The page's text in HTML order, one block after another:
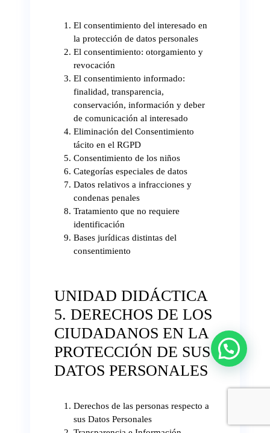
El consentimiento del interesado en
la protección de datos personales
El consentimiento: otorgamiento y
revocación
El consentimiento informado:
finalidad, transparencia,
conservación, información y deber
de comunicación al interesado
Eliminación del Consentimiento
tácito en el RGPD
Consentimiento de los niños
Categorías especiales de datos
Datos relativos a infracciones y
condenas penales
Tratamiento que no requiere
identificación
Bases jurídicas distintas del
consentimiento
UNIDAD DIDÁCTICA
5. DERECHOS DE LOS
CIUDADANOS EN LA
PROTECCIÓN DE SUS
DATOS PERSONALES
Derechos de las personas respecto a
sus Datos Personales
¿Necesitas ayuda?